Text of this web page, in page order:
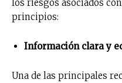
los riesgos asociados
principios:
Información clara y
Una de las principales